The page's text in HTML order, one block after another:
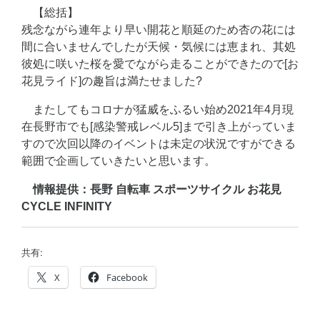
【総括】
残念ながら連年より早い開花と順延のため杏の花には
間に合いませんでしたが天候・気候には恵まれ、其処
彼処に咲いた桜を愛でながら走ることができたので[お
花見ライド]の趣旨は満たせました?
またしてもコロナが猛威をふるい始め2021年4月現
在長野市でも[感染警戒レベル5]まで引き上がっていま
すので次回以降のイベントは未定の状況ですができる
範囲で企画していきたいと思います。
情報提供：長野 自転車 スポーツサイクル お花見
CYCLE INFINITY
共有:
X Facebook